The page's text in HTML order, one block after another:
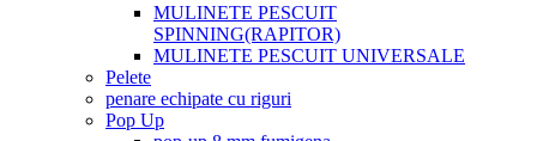
MULINETE PESCUIT
SPINNING(RAPITOR)
MULINETE PESCUIT UNIVERSALE
Pelete
penare echipate cu riguri
Pop Up